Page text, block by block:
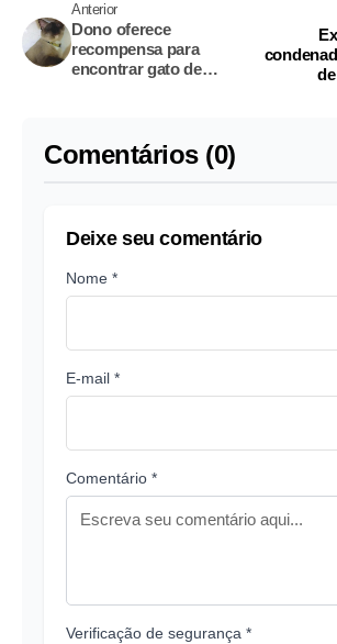
Anterior
Dono oferece
recompensa para
encontrar gato de
Comentários (0)
Deixe seu comentário
Nome *
E-mail *
Comentário *
Verificação de segurança *